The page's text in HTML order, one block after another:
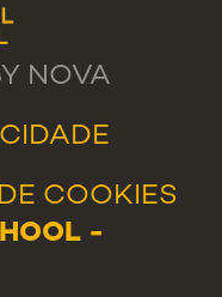
NOVA
COOKIES
-